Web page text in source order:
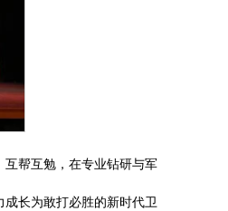
帮互勉，在专业钻研与军
长为敢打必胜的新时代卫